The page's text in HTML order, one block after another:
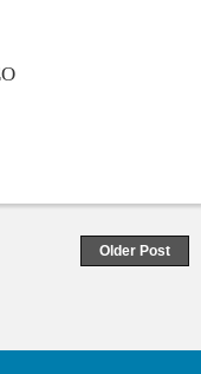
Older Post